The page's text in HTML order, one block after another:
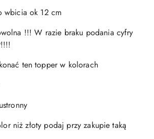
wbicia ok 12 cm
!!! W razie braku podania cyfry
ten topper w kolorach
niż złoty podaj przy zakupie taką